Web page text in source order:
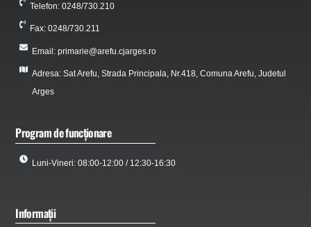
Telefon: 0248/730.210
Fax: 0248/730.211
Email: primarie@arefu.cjarges.ro
Adresa: Sat Arefu, Strada Principala, Nr.418, Comuna Arefu, Judetul
Arges
Program de funcționare
Luni-Vineri: 08:00-12:00 / 12:30-16:30
Informații